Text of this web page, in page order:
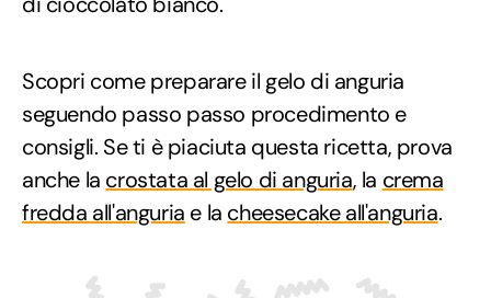
Scopri come preparare il gelo di anguria
seguendo passo passo procedimento e
consigli. Se ti è piaciuta questa ricetta, prova
anche la crostata al gelo di anguria, la crema
fredda all'anguria e la cheesecake all'anguria.